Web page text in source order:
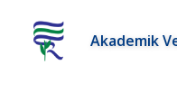
Akademik